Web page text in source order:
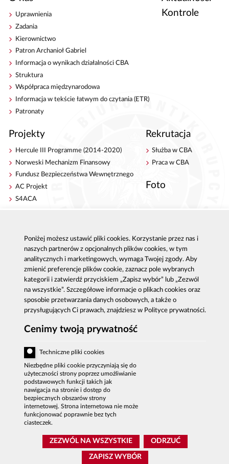
Uprawnienia
Zadania
Kierownictwo
Patron Archanioł Gabriel
Informacja o wynikach działalności CBA
Struktura
Współpraca międzynarodowa
Informacja w tekście łatwym do czytania (ETR)
Patronaty
Kontrole
Projekty
Hercule III Programme (2014-2020)
Norweski Mechanizm Finansowy
Fundusz Bezpieczeństwa Wewnętrznego
AC Projekt
S4ACA
Rekrutacja
Służba w CBA
Praca w CBA
Foto
Publikacje
Strategie antykorupcyjne
Platforma e-learningowa
Centrala CBA w Warszawie
Delegatury CBA
Zgłoś korupcję
Dla mediów
Sygnaliści - zgłoszenia zewnętrzne
sygnal@
bip@cba.gov.pl
DEKLARACJA DOSTĘPNOŚCI
MAPA SERWISU
POLITYKA PRYWATNOŚCI
Poniżej możesz ustawić pliki cookies. Korzystanie przez nas i
naszych partnerów z opcjonalnych plików cookies, w tym
analitycznych i marketingowych, wymaga Twojej zgody. Aby
zmienić preferencje plików cookie, zaznacz pole wybranych
kategorii i zatwierdź przyciskiem „Zapisz wybór” lub „Zezwól
na wszystkie”. Szczegółowe informacje o plikach cookies oraz
sposobie przetwarzania danych osobowych, a także o
przysługujących Ci prawach, znajdziesz w Polityce prywatności.
Cenimy twoją prywatność
Techniczne pliki cookies
Niezbędne pliki cookie przyczyniają się do
użyteczności strony poprzez umożliwianie
podstawowych funkcji takich jak
nawigacja na stronie i dostęp do
bezpiecznych obszarów strony
internetowej. Strona internetowa nie może
funkcjonować poprawnie bez tych
ciasteczek.